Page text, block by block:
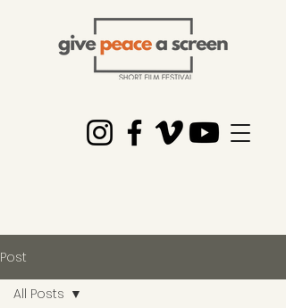
Post
All Posts